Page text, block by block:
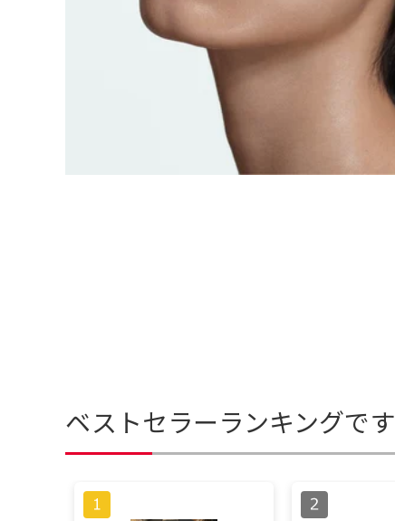
ベストセラーランキングです